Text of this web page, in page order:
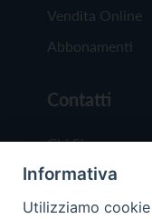
Vendita Online
Abbonamenti
Contatti
Chi Siamo
Redazione
Scrivici
Informativa
Utilizziamo